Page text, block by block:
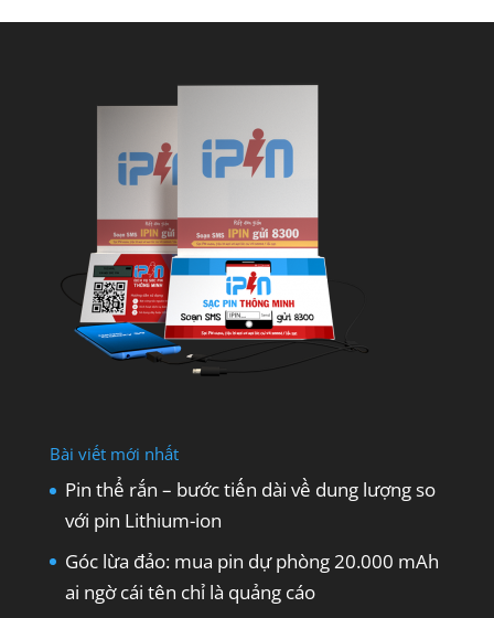
Bài viết mới nhất
Pin thể rắn – bước tiến dài về dung lượng so
với pin Lithium-ion
Góc lừa đảo: mua pin dự phòng 20.000 mAh
ai ngờ cái tên chỉ là quảng cáo